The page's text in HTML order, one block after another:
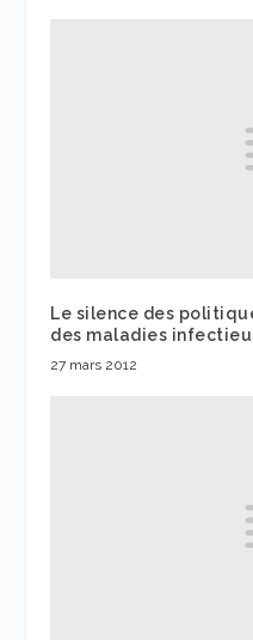
Le silence des
des maladies
27 mars 2012